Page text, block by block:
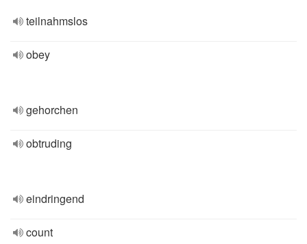
teilnahmslos
obey
gehorchen
obtruding
eindringend
count